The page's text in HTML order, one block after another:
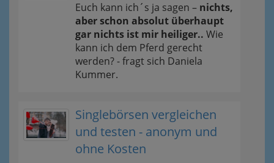
Euch kann ich´s ja sagen – nichts,
aber schon absolut überhaupt
gar nichts ist mir heiliger.. Wie
kann ich dem Pferd gerecht
werden? - fragt sich Daniela
Kummer.
Singlebörsen vergleichen
und testen - anonym und
ohne Kosten